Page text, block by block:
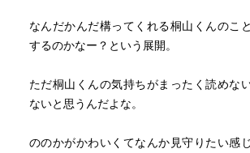
なんだかんだ構ってくれる桐山くんのこ
するのかなー？という展開。
ただ桐山くんの気持ちがまったく読めな
ないと思うんだよな。
ののかがかわいくてなんか見守りたい感